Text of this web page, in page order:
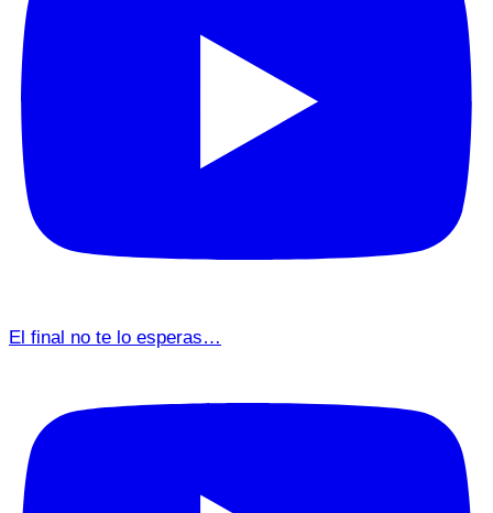
El final no te lo esperas…